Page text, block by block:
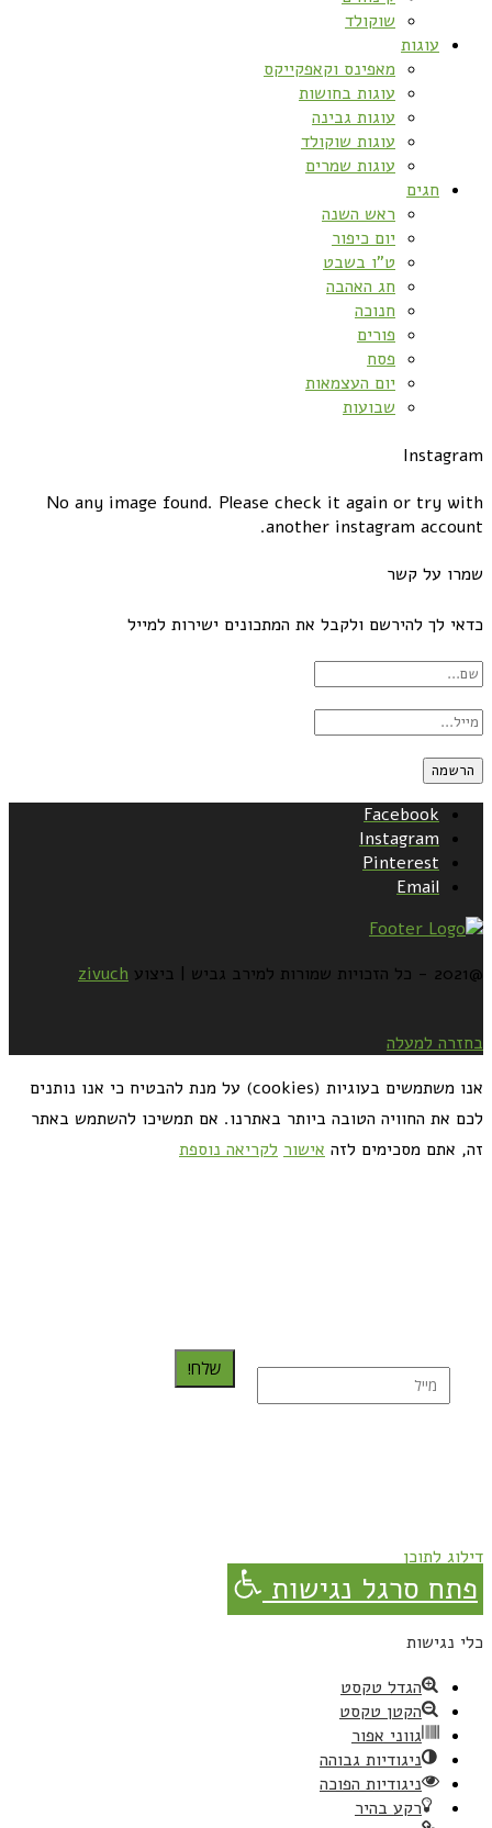
שוקולד
עוגות
מאפינס וקאפקייקס
עוגות בחושות
עוגות גבינה
עוגות שוקולד
עוגות שמרים
חגים
ראש השנה
יום כיפור
ט”ו בשבט
חג האהבה
חנוכה
פורים
פסח
יום העצמאות
שבועות
Instagram
No any image found. Please check it again or try with
another instagram account.
שמרו על קשר
כדאי לך להירשם ולקבל את המתכונים ישירות למייל
Facebook
Instagram
Pinterest
Email
@2021 - כל הזכויות שמורות למירב גביש | ביצוע zivuch
בחזרה למעלה
אנו משתמשים בעוגיות (cookies) על מנת להבטיח כי אנו נותנים
לכם את החוויה הטובה ביותר באתרנו. אם תמשיכו להשתמש באתר
זה, אתם מסכימים לזה אישור לקריאה נוספת
שלח!
דילוג לתוכן
פתח סרגל נגישות
כלי נגישות
הגדל טקסט
הקטן טקסט
גווני אפור
ניגודיות גבוהה
ניגודיות הפוכה
רקע בהיר